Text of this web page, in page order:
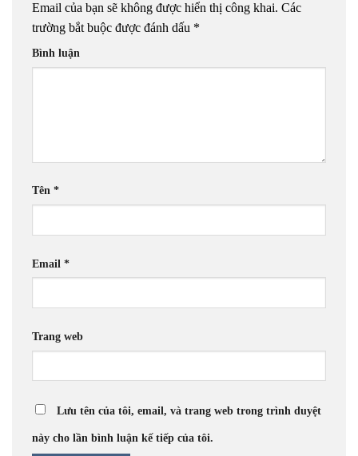
Email của bạn sẽ không được hiển thị công khai. Các
trường bắt buộc được đánh dấu *
Bình luận
Tên *
Email *
Trang web
Lưu tên của tôi, email, và trang web trong trình duyệt
này cho lần bình luận kế tiếp của tôi.